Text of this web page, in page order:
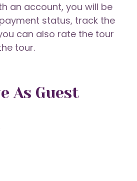
an account, you will be
status, track the
can also rate the tour
tour.
As Guest